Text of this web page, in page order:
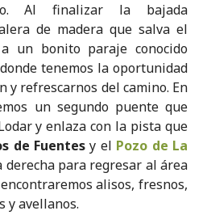
Al finalizar la bajada
de madera que salva el
un bonito paraje conocido
tenemos la oportunidad
y refrescarnos del camino. En
un segundo puente que
y enlaza con la pista que
de Fuentes y el Pozo de La
derecha para regresar al área
alisos, fresnos,
y avellanos.